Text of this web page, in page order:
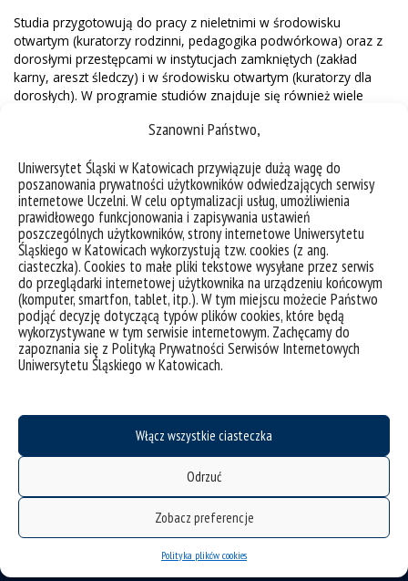
Szanowni Państwo,
Uniwersytet Śląski w Katowicach przywiązuje dużą wagę do
poszanowania prywatności użytkowników odwiedzających serwisy
internetowe Uczelni. W celu optymalizacji usług, umożliwienia
prawidłowego funkcjonowania i zapisywania ustawień
poszczególnych użytkowników, strony internetowe Uniwersytetu
Śląskiego w Katowicach wykorzystują tzw. cookies (z ang.
ciasteczka). Cookies to małe pliki tekstowe wysyłane przez serwis
do przeglądarki internetowej użytkownika na urządzeniu końcowym
(komputer, smartfon, tablet, itp.). W tym miejscu możecie Państwo
podjąć decyzję dotyczącą typów plików cookies, które będą
wykorzystywane w tym serwisie internetowym. Zachęcamy do
zapoznania się z Polityką Prywatności Serwisów Internetowych
Uniwersytetu Śląskiego w Katowicach.
Włącz wszystkie ciasteczka
Odrzuć
Zobacz preferencje
Polityka plików cookies
Studia przygotowują do pracy z nieletnimi w środowisku
otwartym (kuratorzy rodzinni, pedagogika podwórkowa) oraz z
dorosłymi przestępcami w instytucjach zamkniętych (zakład
karny, areszt śledczy) i w środowisku otwartym (kuratorzy dla
dorosłych). W programie studiów znajduje się również wiele
(demoralizacją oraz wykolejeniem przestępczym).
mapa strony
USOSweb
CINiBA
SAP